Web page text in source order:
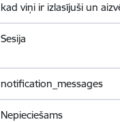
kad viņi ir izlasījuši un
Sesija
notification_messages
Nepieciešams